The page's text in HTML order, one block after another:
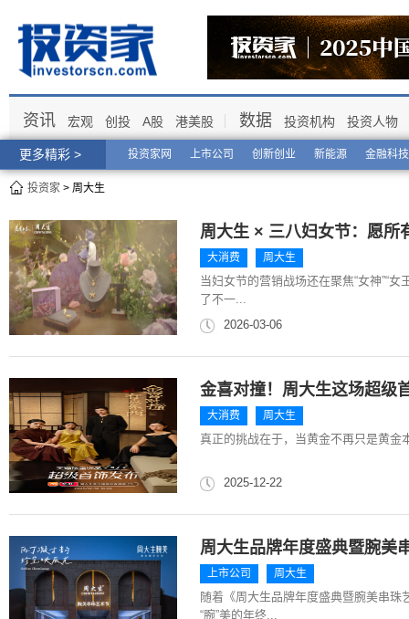
更多精彩 > 投资家网 上市公司 创新创业 新能源 金融科技
资讯 宏观 创投 A股 港美股 数据 投资机构 投资人物
投资家 > 周大生
周大生 × 三八妇女节：愿所
大消费 周大生
当妇女节的营销战场还在聚焦“女神”“
了不一...
2026-03-06
金喜对撞！周大生这场超级
大消费 周大生
真正的挑战在于，当黄金不再只是黄金
2025-12-22
周大生品牌年度盛典暨腕美
上市公司 周大生
随着《周大生品牌年度盛典暨腕美串
“腕”美的年终...